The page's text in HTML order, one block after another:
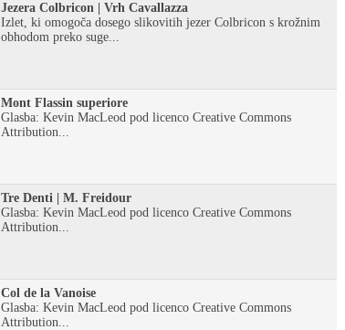
Jezera Colbricon | Vrh Cavallazza
Izlet, ki omogoča dosego slikovitih jezer Colbricon s krožnim
obhodom preko suge...
Mont Flassin superiore
Glasba: Kevin MacLeod pod licenco Creative Commons
Attribution...
Tre Denti | M. Freidour
Glasba: Kevin MacLeod pod licenco Creative Commons
Attribution...
Col de la Vanoise
Glasba: Kevin MacLeod pod licenco Creative Commons
Attribution...